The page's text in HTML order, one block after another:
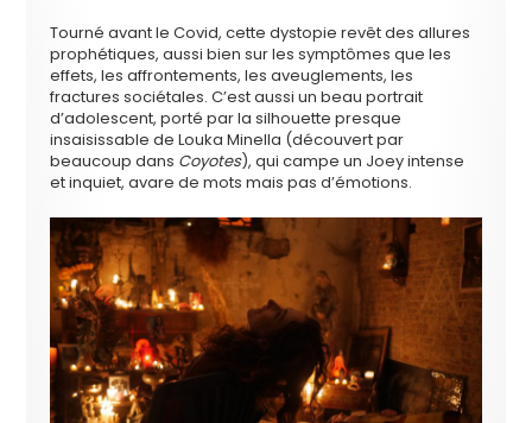
Tourné avant le Covid, cette dystopie revêt des allures
prophétiques, aussi bien sur les symptômes que les
effets, les affrontements, les aveuglements, les
fractures sociétales. C’est aussi un beau portrait
d’adolescent, porté par la silhouette presque
insaisissable de Louka Minella (découvert par
beaucoup dans Coyotes), qui campe un Joey intense
et inquiet, avare de mots mais pas d’émotions.